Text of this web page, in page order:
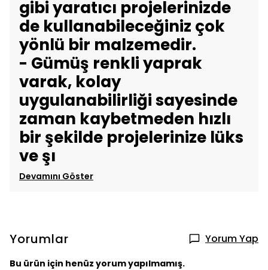
gibi yaratıcı projelerinizde
de kullanabileceğiniz çok
yönlü bir malzemedir.
- Gümüş renkli yaprak
varak, kolay
uygulanabilirliği sayesinde
zaman kaybetmeden hızlı
bir şekilde projelerinize lüks
ve şı
Devamını Göster
Yorumlar Yorum Yap
Bu ürün için henüz yorum yapılmamış.